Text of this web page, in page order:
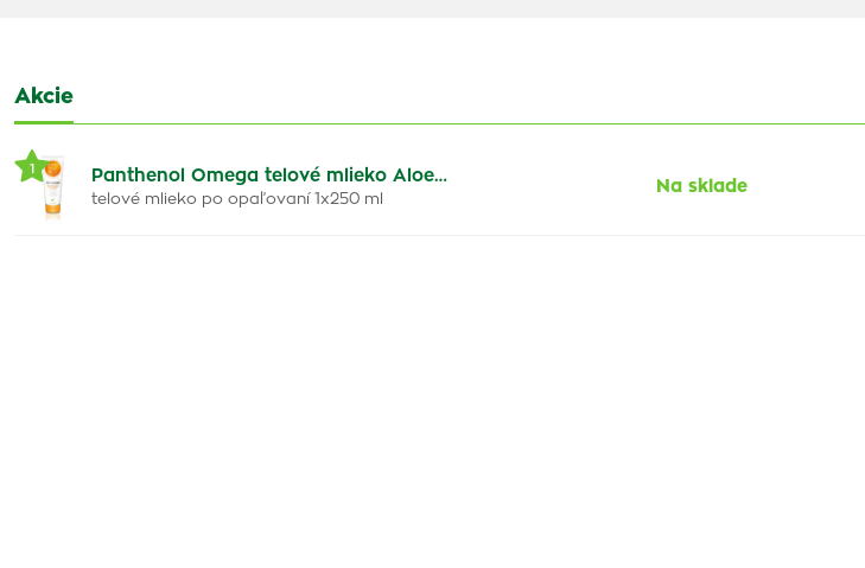
Akcie
1 Panthenol Omega telové mlieko Aloe…
telové mlieko po opaľovaní 1x250 ml
Na sklade